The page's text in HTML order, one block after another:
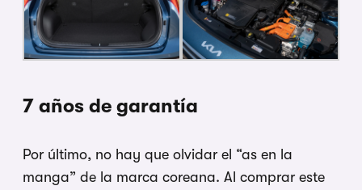
7 años de garantía
Por último, no hay que olvidar el “as en la
manga” de la marca coreana. Al comprar este